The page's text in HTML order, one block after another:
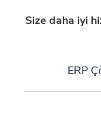
Size daha iyi
ERP